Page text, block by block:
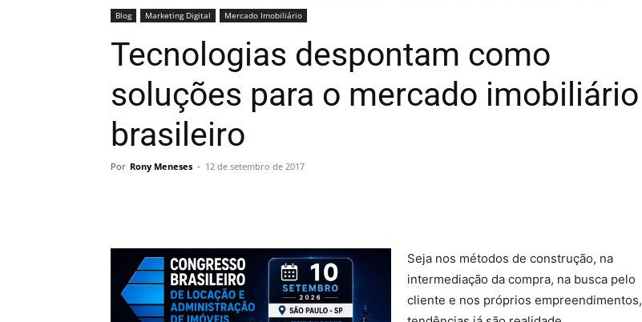
Blog Marketing Digital Mercado Imobiliário
Tecnologias despontam como
soluções para o mercado imobiliário
brasileiro
Por Rony Meneses - 12 de setembro de 2017
Seja nos métodos de construção, na
intermediação da compra, na busca pelo
cliente e nos próprios empreendimentos,